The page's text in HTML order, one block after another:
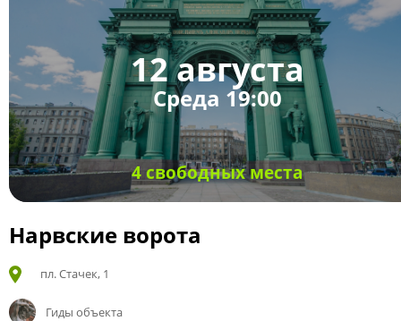
12 августа
Среда 19:00
4 свободных места
Нарвские ворота
пл. Стачек, 1
Гиды объекта